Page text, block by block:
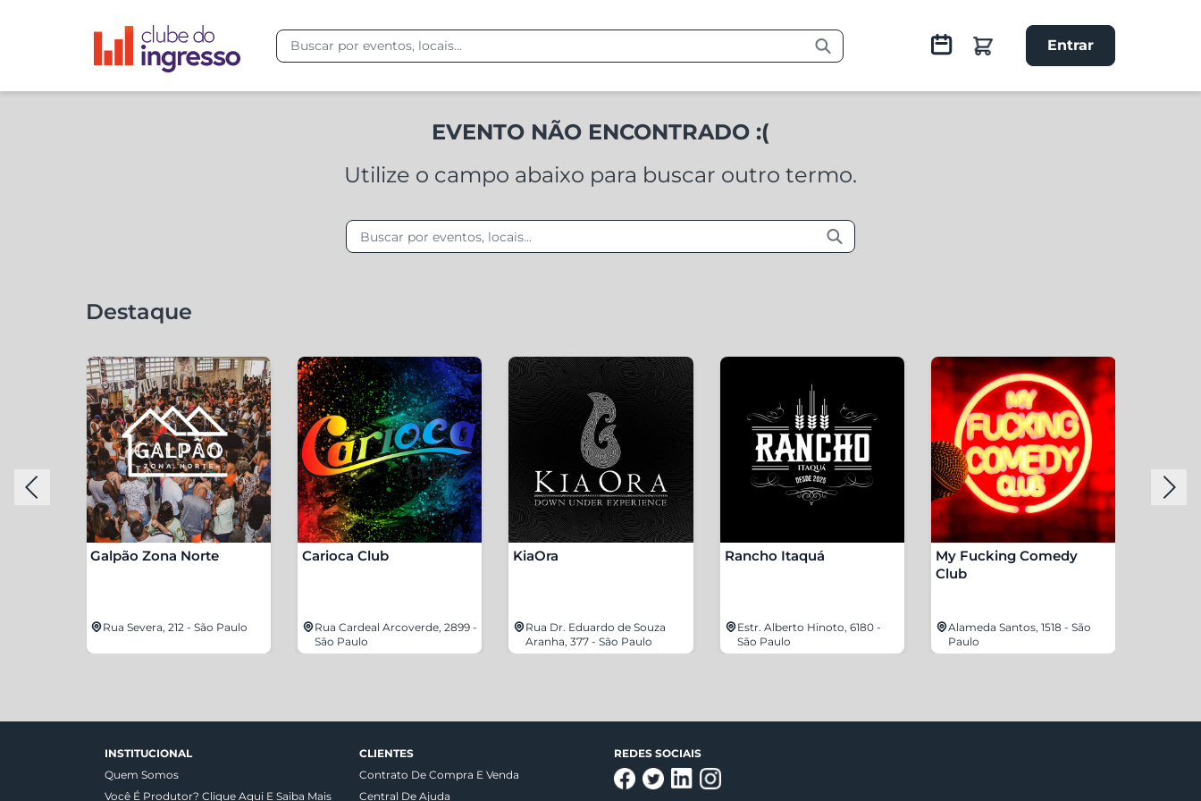
Entrar
EVENTO NÃO ENCONTRADO :(
Utilize o campo abaixo para buscar outro termo.
Destaque
Galpão Zona Norte
Rua Severa, 212 - São Paulo
Carioca Club
Rua Cardeal Arcoverde, 2899 -
São Paulo
KiaOra
Rua Dr. Eduardo de Souza
Aranha, 377 - São Paulo
Rancho Itaquá
Estr. Alberto Hinoto, 6180 -
São Paulo
My Fucking Comedy
Club
Alameda Santos, 1518 - São
Paulo
INSTITUCIONAL
Quem Somos
Você É Produtor? Clique Aqui E Saiba Mais
CLIENTES
Contrato De Compra E Venda
Central De Ajuda
REDES SOCIAIS